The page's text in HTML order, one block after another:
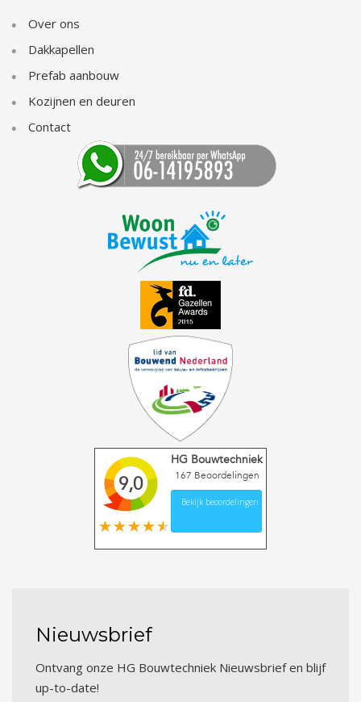
Over ons
Dakkapellen
Prefab aanbouw
Kozijnen en deuren
Contact
9,0
HG Bouwtechniek
167 Beoordelingen
Bekijk beoordelingen
Nieuwsbrief
Ontvang onze HG Bouwtechniek Nieuwsbrief en blijf
up-to-date!